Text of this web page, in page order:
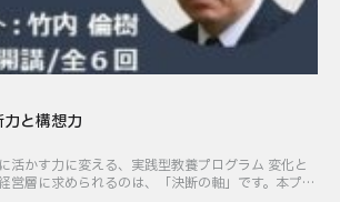
と構想力
活かす力に変える、実践型教養プログラム 変化と
営層に求められるのは、「決断の軸」です。本プロ